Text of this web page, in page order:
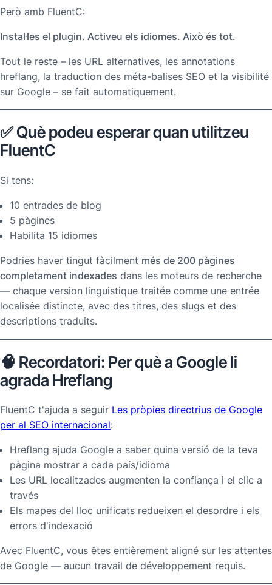
Però amb FluentC:
Instal·les el plugin. Activeu els idiomes. Això és tot.
Tout le reste – les URL alternatives, les annotations
hreflang, la traduction des méta-balises SEO et la visibilité
sur Google – se fait automatiquement.
✅ Què podeu esperar quan utilitzeu
FluentC
Si tens:
10 entrades de blog
5 pàgines
Habilita 15 idiomes
Podries haver tingut fàcilment més de 200 pàgines
completament indexades dans les moteurs de recherche
— chaque version linguistique traitée comme une entrée
localisée distincte, avec des titres, des slugs et des
descriptions traduits.
🧠 Recordatori: Per què a Google li
agrada Hreflang
FluentC t'ajuda a seguir Les pròpies directrius de Google
per al SEO internacional:
Hreflang ajuda Google a saber quina versió de la teva
pàgina mostrar a cada país/idioma
Les URL localitzades augmenten la confiança i el clic a
través
Els mapes del lloc unificats redueixen el desordre i els
errors d'indexació
Avec FluentC, vous êtes entièrement aligné sur les attentes
de Google — aucun travail de développement requis.